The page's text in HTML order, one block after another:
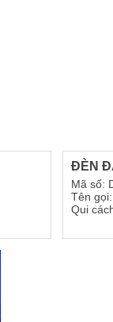
ĐÈN
Mã số:
Tên
Qui